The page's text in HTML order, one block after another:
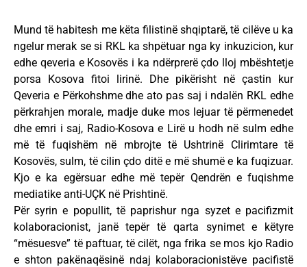
Mund të habitesh me këta filistinë shqiptarë, të cilëve u ka
ngelur merak se si RKL ka shpëtuar nga ky inkuzicion, kur
edhe qeveria e Kosovës i ka ndërprerë çdo lloj mbështetje
porsa Kosova fitoi lirinë. Dhe pikërisht në çastin kur
Qeveria e Përkohshme dhe ato pas saj i ndalën RKL edhe
përkrahjen morale, madje duke mos lejuar të përmenedet
dhe emri i saj, Radio-Kosova e Lirë u hodh në sulm edhe
më të fuqishëm në mbrojte të Ushtrinë Clirimtare të
Kosovës, sulm, të cilin çdo ditë e më shumë e ka fuqizuar.
Kjo e ka egërsuar edhe më tepër Qendrën e fuqishme
mediatike anti-UÇK në Prishtinë.
Për syrin e popullit, të paprishur nga syzet e pacifizmit
kolaboracionist, janë tepër të qarta synimet e këtyre
“mësuesve” të paftuar, të cilët, nga frika se mos kjo Radio
e shton pakënaqësinë ndaj kolaboracionistëve pacifistë